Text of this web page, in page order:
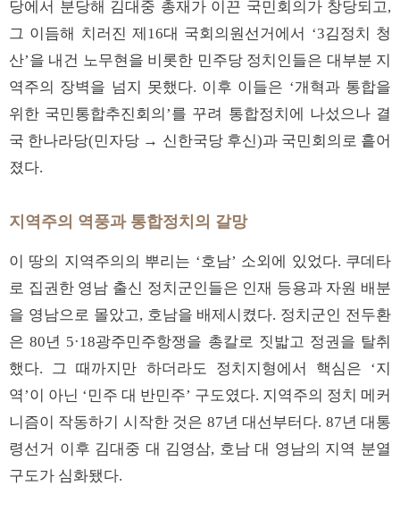
당에서 분당해 김대중 총재가 이끈 국민회의가 창당되고,
그 이듬해 치러진 제16대 국회의원선거에서 ‘3김정치 청
산’을 내건 노무현을 비롯한 민주당 정치인들은 대부분 지
역주의 장벽을 넘지 못했다. 이후 이들은 ‘개혁과 통합을
위한 국민통합추진회의’를 꾸려 통합정치에 나섰으나 결
국 한나라당(민자당 → 신한국당 후신)과 국민회의로 흩어
졌다.
지역주의 역풍과 통합정치의 갈망
이 땅의 지역주의의 뿌리는 ‘호남’ 소외에 있었다. 쿠데타
로 집권한 영남 출신 정치군인들은 인재 등용과 자원 배분
을 영남으로 몰았고, 호남을 배제시켰다. 정치군인 전두환
은 80년 5·18광주민주항쟁을 총칼로 짓밟고 정권을 탈취
했다. 그 때까지만 하더라도 정치지형에서 핵심은 ‘지
역’이 아닌 ‘민주 대 반민주’ 구도였다. 지역주의 정치 메커
니즘이 작동하기 시작한 것은 87년 대선부터다. 87년 대통
령선거 이후 김대중 대 김영삼, 호남 대 영남의 지역 분열
구도가 심화됐다.